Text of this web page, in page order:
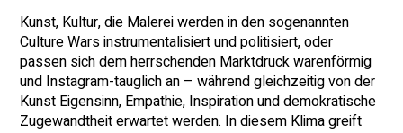
Kunst, Kultur, die Malerei werden in den sogenannten
Culture Wars instrumentalisiert und politisiert, oder
passen sich dem herrschenden Marktdruck warenförmig
und Instagram-tauglich an – während gleichzeitig von der
Kunst Eigensinn, Empathie, Inspiration und demokratische
Zugewandtheit erwartet werden. In diesem Klima greift